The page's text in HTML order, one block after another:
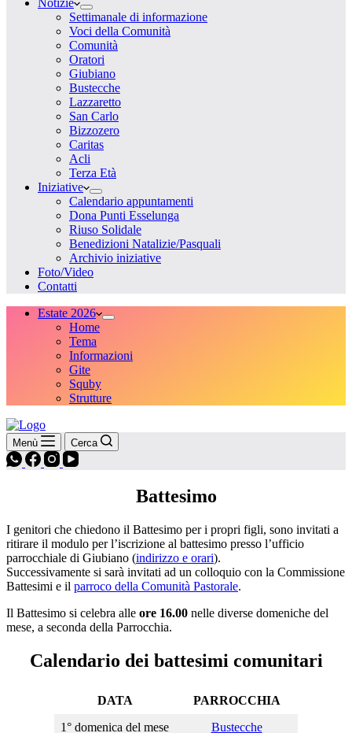
Notizie
Settimanale di informazione
Voci della Comunità
Comunità
Oratori
Giubiano
Bustecche
Lazzaretto
San Carlo
Bizzozero
Caritas
Acli
Terza Età
Iniziative
Calendario appuntamenti
Dona Punti Esselunga
Riuso Solidale
Benedizioni Natalizie/Pasquali
Archivio iniziative
Foto/Video
Contatti
Estate 2026
Home
Tema
Informazioni
Gite
Squby
Strutture
Menù Cerca
Battesimo
I genitori che chiedono il Battesimo per i propri figli, sono invitati a
ritirare il modulo per l’iscrizione al battesimo presso l’ufficio
parrocchiale di Giubiano (indirizzo e orari).
Successivamente si sarà invitati ad un colloquio con la Commissione
Battesimi e il parroco della Comunità Pastorale.
Il Battesimo si celebra alle ore 16.00 nelle diverse domeniche del
mese, a seconda della Parrocchia.
Calendario dei battesimi comunitari
DATA
PARROCCHIA
1° domenica del mese
Bustecche